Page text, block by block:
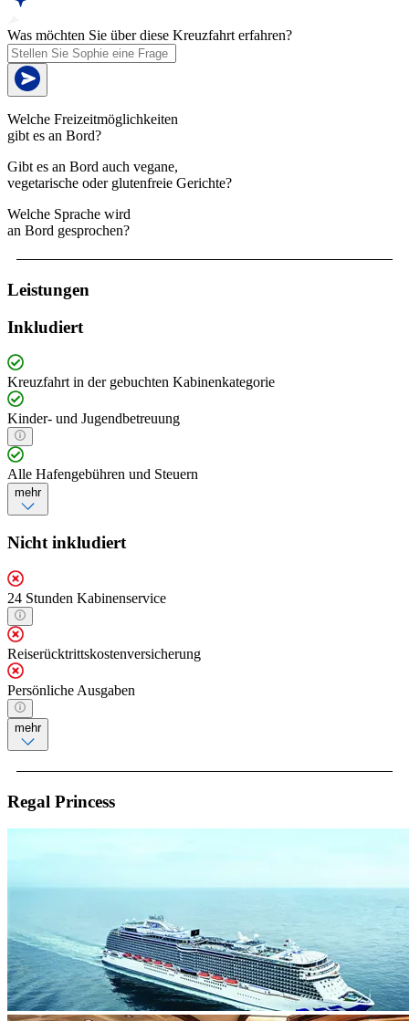
Was möchten Sie über diese Kreuzfahrt erfahren?
Welche Freizeitmöglichkeiten
gibt es an Bord?
Gibt es an Bord auch vegane,
vegetarische oder glutenfreie Gerichte?
Welche Sprache wird
an Bord gesprochen?
Leistungen
Inkludiert
Kreuzfahrt in der gebuchten Kabinenkategorie
Kinder- und Jugendbetreuung
Alle Hafengebühren und Steuern
mehr
Nicht inkludiert
24 Stunden Kabinenservice
Reiserücktrittskostenversicherung
Persönliche Ausgaben
mehr
Regal Princess